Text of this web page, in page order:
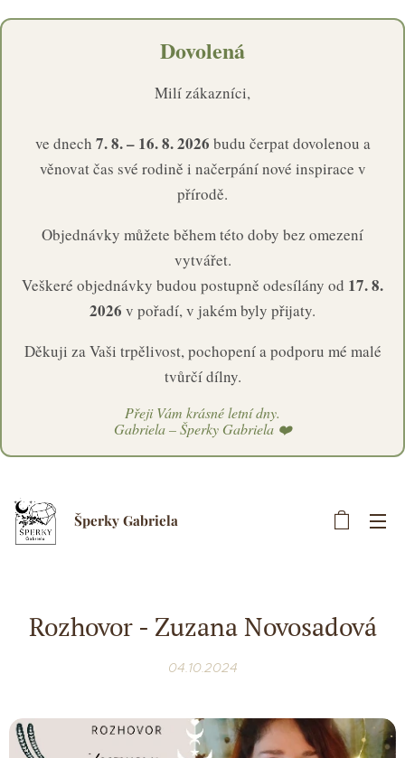
Dovolená
Milí zákazníci,
ve dnech 7. 8. – 16. 8. 2026 budu čerpat dovolenou a
věnovat čas své rodině i načerpání nové inspirace v
přírodě.
Objednávky můžete během této doby bez omezení
vytvářet.
Veškeré objednávky budou postupně odesílány od 17. 8.
2026 v pořadí, v jakém byly přijaty.
Děkuji za Vaši trpělivost, pochopení a podporu mé malé
tvůrčí dílny.
Přeji Vám krásné letní dny.
Gabriela – Šperky Gabriela ❤️
Šperky Gabriela
Rozhovor - Zuzana Novosadová
04.10.2024